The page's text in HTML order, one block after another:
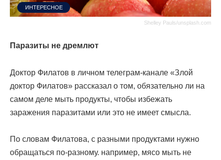
Shelley Pauls/unsplash.com
ИНТЕРЕСНОЕ
Паразиты не дремлют
Доктор Филатов в личном телеграм-канале «Злой
доктор Филатов» рассказал о том, обязательно ли на
самом деле мыть продукты, чтобы избежать
заражения паразитами или это не имеет смысла.
По словам Филатова, с разными продуктами нужно
обращаться по-разному. например, мясо мыть не